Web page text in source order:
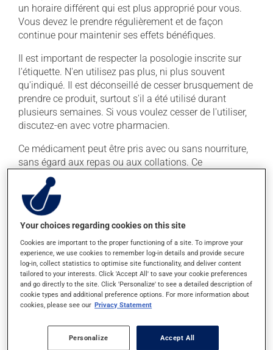
un horaire différent qui est plus approprié pour vous.
Vous devez le prendre régulièrement et de façon
continue pour maintenir ses effets bénéfiques.
Il est important de respecter la posologie inscrite sur
l'étiquette. N'en utilisez pas plus, ni plus souvent
qu'indiqué. Il est déconseillé de cesser brusquement de
prendre ce produit, surtout s'il a été utilisé durant
plusieurs semaines. Si vous voulez cesser de l'utiliser,
discutez-en avec votre pharmacien.
Ce médicament peut être pris avec ou sans nourriture,
sans égard aux repas ou aux collations. Ce
médicament peut augmenter les effets de l'alcool.
Limitez la consommation d'alcool à une prise
occasionnelle.
Effets indésirables
En plus de ses effets recherchés, ce produit peut à
l'occasion entraîner certains effets indésirables (effets
secondaires), notamment :
il peut causer des maux de tête;
il peut causer de la constipation - pour la prévenir,
buvez beaucoup, prenez plus de fibres alimentaires;
Your choices regarding cookies on this site
Cookies are important to the proper functioning of a site. To improve your
experience, we use cookies to remember log-in details and provide secure
log-in, collect statistics to optimise site functionality, and deliver content
tailored to your interests. Click 'Accept All' to save your cookie preferences
and go directly to the site. Click 'Personalize' to see a detailed description of
cookie types and additional preference options. For more information about
cookies, please see our Privacy Statement
Personalize Accept All